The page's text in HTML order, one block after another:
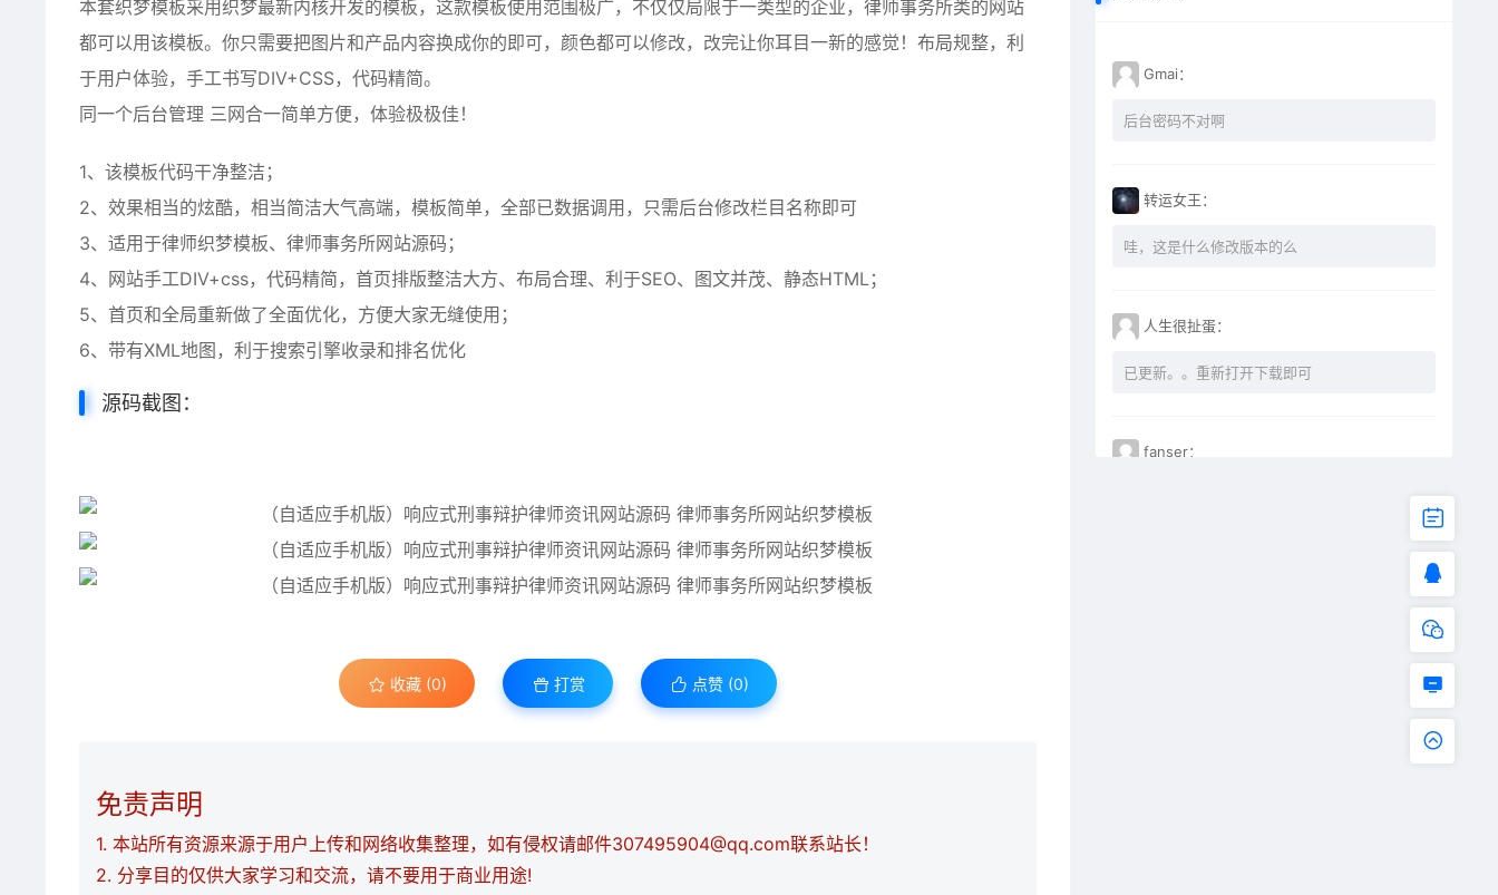
本套织梦模板采用织梦最新内核开发的模板，这款模板使用范围极广，不仅仅局限于一类型的企业，律师事务所类的网站
都可以用该模板。你只需要把图片和产品内容换成你的即可，颜色都可以修改，改完让你耳目一新的感觉！布局规整，利
于用户体验，手工书写DIV+CSS，代码精简。
同一个后台管理 三网合一简单方便，体验极极佳！
1、该模板代码干净整洁；
2、效果相当的炫酷，相当简洁大气高端，模板简单，全部已数据调用，只需后台修改栏目名称即可
3、适用于律师织梦模板、律师事务所网站源码；
4、网站手工DIV+css，代码精简，首页排版整洁大方、布局合理、利于SEO、图文并茂、静态HTML；
5、首页和全局重新做了全面优化，方便大家无缝使用；
6、带有XML地图，利于搜索引擎收录和排名优化
源码截图：
收藏 (0) 打赏 点赞 (0)
免责声明
1. 本站所有资源来源于用户上传和网络收集整理，如有侵权请邮件307495904@qq.com联系站长！
2. 分享目的仅供大家学习和交流，请不要用于商业用途!
Gmai：
后台密码不对啊
转运女王：
哇，这是什么修改版本的么
人生很扯蛋：
已更新。。重新打开下载即可
fanser：